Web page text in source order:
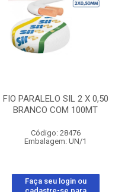
FIO PARALELO SIL 2 X 0,50
BRANCO COM 100MT
Código: 28476
Embalagem: UN/1
Faça seu login ou